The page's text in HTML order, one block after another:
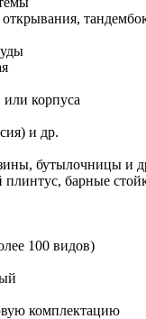
или корпуса
и др.
бутылочницы и
барные
100 видов)
комплектацию